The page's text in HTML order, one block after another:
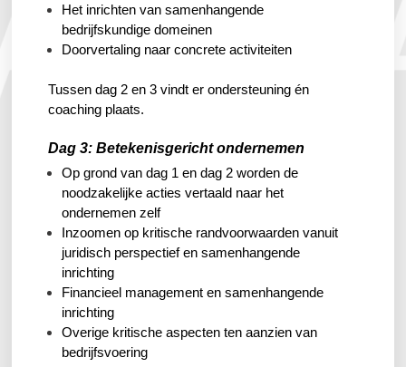
Het inrichten van samenhangende
bedrijfskundige domeinen
Doorvertaling naar concrete activiteiten
Tussen dag 2 en 3 vindt er ondersteuning én
coaching plaats.
Dag 3: Betekenisgericht ondernemen
Op grond van dag 1 en dag 2 worden de
noodzakelijke acties vertaald naar het
ondernemen zelf
Inzoomen op kritische randvoorwaarden vanuit
juridisch perspectief en samenhangende
inrichting
Financieel management en samenhangende
inrichting
Overige kritische aspecten ten aanzien van
bedrijfsvoering